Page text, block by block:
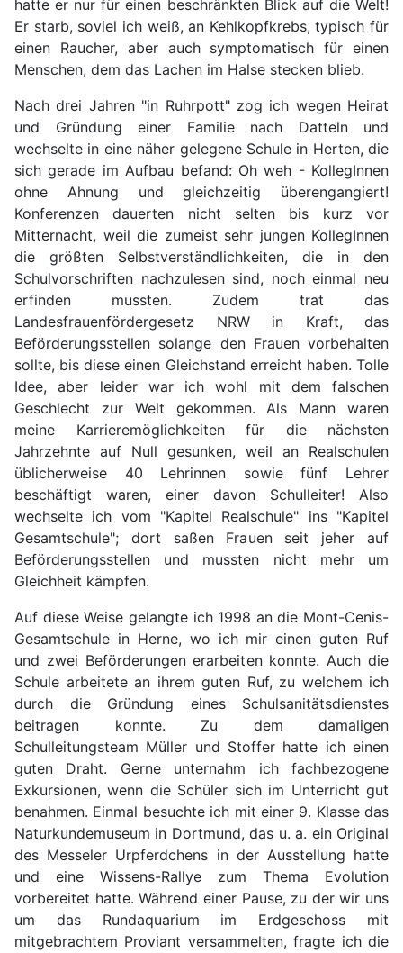
hatte er nur für einen beschränkten Blick auf die Welt!
Er starb, soviel ich weiß, an Kehlkopfkrebs, typisch für
einen Raucher, aber auch symptomatisch für einen
Menschen, dem das Lachen im Halse stecken blieb.
Nach drei Jahren "in Ruhrpott" zog ich wegen Heirat
und Gründung einer Familie nach Datteln und
wechselte in eine näher gelegene Schule in Herten, die
sich gerade im Aufbau befand: Oh weh - KollegInnen
ohne Ahnung und gleichzeitig überengangiert!
Konferenzen dauerten nicht selten bis kurz vor
Mitternacht, weil die zumeist sehr jungen KollegInnen
die größten Selbstverständlichkeiten, die in den
Schulvorschriften nachzulesen sind, noch einmal neu
erfinden mussten. Zudem trat das
Landesfrauenfördergesetz NRW in Kraft, das
Beförderungsstellen solange den Frauen vorbehalten
sollte, bis diese einen Gleichstand erreicht haben. Tolle
Idee, aber leider war ich wohl mit dem falschen
Geschlecht zur Welt gekommen. Als Mann waren
meine Karrieremöglichkeiten für die nächsten
Jahrzehnte auf Null gesunken, weil an Realschulen
üblicherweise 40 Lehrinnen sowie fünf Lehrer
beschäftigt waren, einer davon Schulleiter! Also
wechselte ich vom "Kapitel Realschule" ins "Kapitel
Gesamtschule"; dort saßen Frauen seit jeher auf
Beförderungsstellen und mussten nicht mehr um
Gleichheit kämpfen.
Auf diese Weise gelangte ich 1998 an die Mont-Cenis-
Gesamtschule in Herne, wo ich mir einen guten Ruf
und zwei Beförderungen erarbeiten konnte. Auch die
Schule arbeitete an ihrem guten Ruf, zu welchem ich
durch die Gründung eines Schulsanitätsdienstes
beitragen konnte. Zu dem damaligen
Schulleitungsteam Müller und Stoffer hatte ich einen
guten Draht. Gerne unternahm ich fachbezogene
Exkursionen, wenn die Schüler sich im Unterricht gut
benahmen. Einmal besuchte ich mit einer 9. Klasse das
Naturkundemuseum in Dortmund, das u. a. ein Original
des Messeler Urpferdchens in der Ausstellung hatte
und eine Wissens-Rallye zum Thema Evolution
vorbereitet hatte. Während einer Pause, zu der wir uns
um das Rundaquarium im Erdgeschoss mit
mitgebrachtem Proviant versammelten, fragte ich die